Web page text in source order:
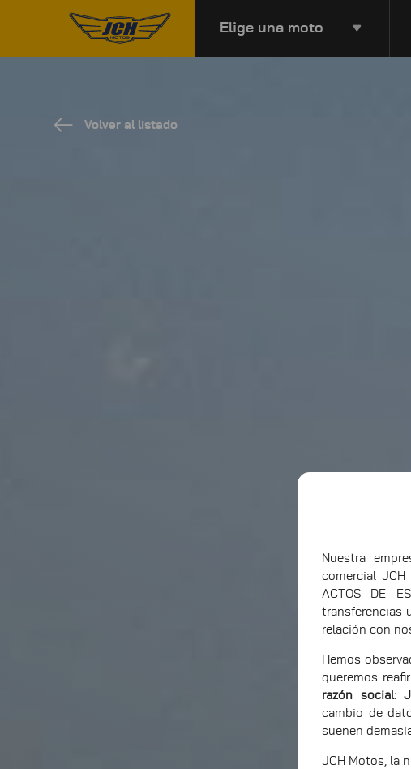
Elige una moto
Nuestra
comercial
ACTOS DE
transferencias
relación con
Hemos
queremos
razón social:
cambio de
suenen
JCH Motos, la
Volver al listado